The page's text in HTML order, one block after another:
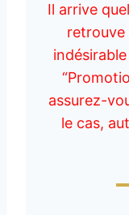
Il arrive
retrouve
indésirable
assurez-
le cas,